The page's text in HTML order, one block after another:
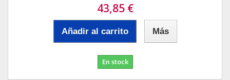
43,85 €
Añadir al carrito Más
En stock